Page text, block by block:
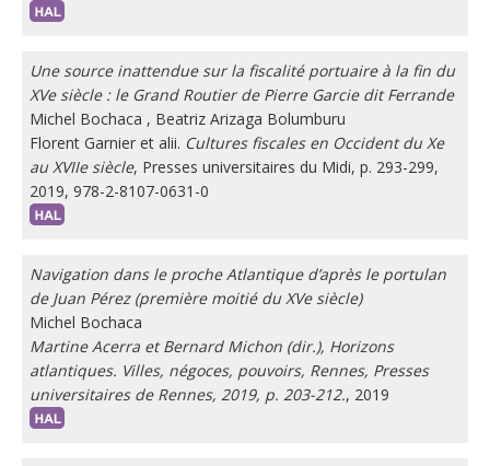
Une source inattendue sur la fiscalité portuaire à la fin du
XVe siècle : le Grand Routier de Pierre Garcie dit Ferrande
Michel Bochaca , Beatriz Arizaga Bolumburu
Florent Garnier et alii. Cultures fiscales en Occident du Xe
au XVIIe siècle, Presses universitaires du Midi, p. 293-299,
2019, 978-2-8107-0631-0
Navigation dans le proche Atlantique d’après le portulan
de Juan Pérez (première moitié du XVe siècle)
Michel Bochaca
Martine Acerra et Bernard Michon (dir.), Horizons
atlantiques. Villes, négoces, pouvoirs, Rennes, Presses
universitaires de Rennes, 2019, p. 203-212., 2019